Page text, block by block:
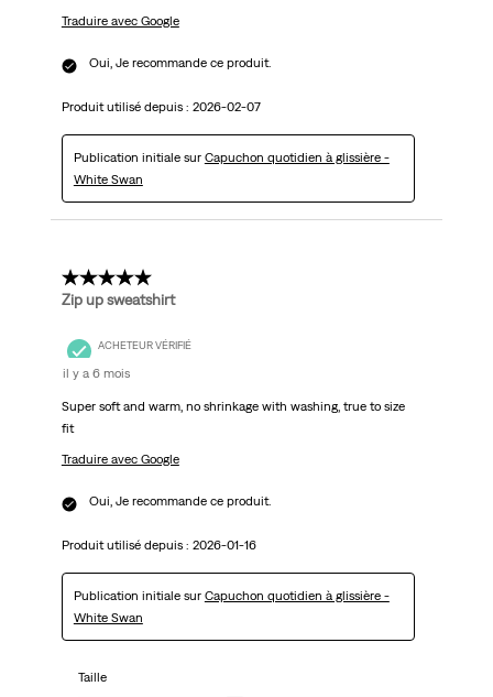
Traduire avec Google
Oui, Je recommande ce produit.
Produit utilisé depuis : 2026-02-07
Publication initiale sur Capuchon quotidien à glissière -
White Swan
5 étoile(s) sur 5.
Zip up sweatshirt
ACHETEUR VÉRIFIÉ
il y a 6 mois
Super soft and warm, no shrinkage with washing, true to size
fit
Traduire avec Google
Oui, Je recommande ce produit.
Produit utilisé depuis : 2026-01-16
Publication initiale sur Capuchon quotidien à glissière -
White Swan
Taille